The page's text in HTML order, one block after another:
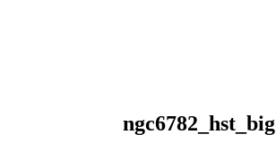
ngc6782_hst_big